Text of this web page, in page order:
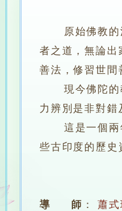
原始佛教
者之道，無論出
善法，修習世間
現今佛陀的教
力辨別是非對
這是一個兩年
些古印度的歷史
導 師 ： 蕭式